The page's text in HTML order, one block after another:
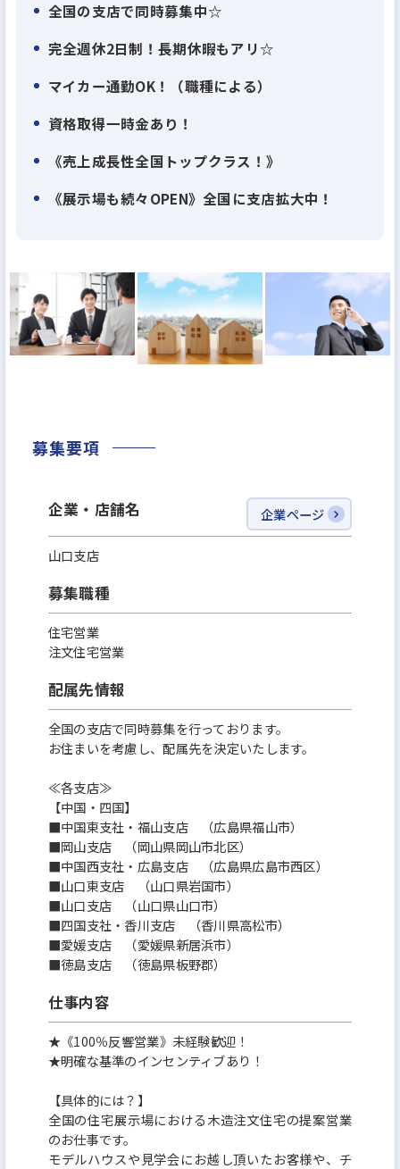
積極的なチャレンジも推奨しており、意見を言いやす
い風通しの良い社風です。
事ができる』という社長の考えもあり、自分の仕事
やどんな方々と働いているのかということを理解し
てもらうため、家族も参加できる社内イベントを実
季節に合わせて、春には野球大会やバーベキュー、
【100％反響営業】
大手ハウスメーカーと同等の品質の住宅を適正価格
で提供できるハウスメーカーとして、お客様から高
は全国トップクラス。
スなど、数ある住宅会社の中からお客様に選んで頂
ける存在として事業拡大しています。
全国の支店で同時募集中☆
完全週休2日制！長期休暇もアリ☆
マイカー通勤OK！（職種による）
資格取得一時金あり！
《売上成長性全国トップクラス！》
《展示場も続々OPEN》全国に支店拡大中！
募集要項
企業・店舗名 企業ページ
山口支店
募集職種
住宅営業
注文住宅営業
配属先情報
全国の支店で同時募集を行っております。
お住まいを考慮し、配属先を決定いたします。
≪各支店≫
【中国・四国】
■中国東支社・福山支店 （広島県福山市）
■岡山支店 （岡山県岡山市北区）
■中国西支社・広島支店 （広島県広島市西区）
■山口東支店 （山口県岩国市）
■山口支店 （山口県山口市）
■四国支社・香川支店 （香川県高松市）
■愛媛支店 （愛媛県新居浜市）
■徳島支店 （徳島県板野郡）
仕事内容
★《100％反響営業》未経験歓迎！
★明確な基準のインセンティブあり！
【具体的には？】
全国の住宅展示場における木造注文住宅の提案営業
のお仕事です。
モデルハウスや見学会にお越し頂いたお客様や、チ